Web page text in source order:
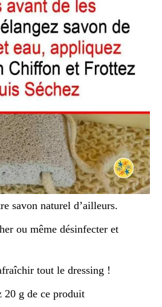
savon naturel d’ailleurs.
ou même désinfecter et
tout le dressing !
20 g de ce produit